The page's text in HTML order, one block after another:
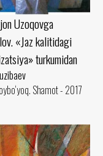
Uzoqovga
«Jaz kalitidagi
turkumidan
Shamot - 2017